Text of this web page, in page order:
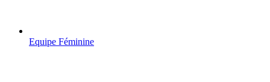
Equipe Féminine